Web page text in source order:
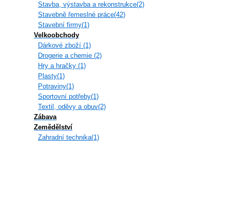
Stavba, výstavba a rekonstrukce(2)
Stavebně řemeslné práce(42)
Stavební firmy(1)
Velkoobchody
Dárkové zboží (1)
Drogerie a chemie (2)
Hry a hračky (1)
Plasty(1)
Potraviny(1)
Sportovní potřeby(1)
Textil, oděvy a obuv(2)
Zábava
Zemědělství
Zahradní technika(1)